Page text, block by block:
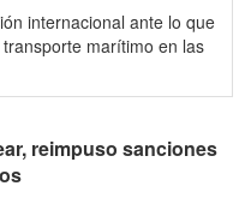
internacional ante lo que
marítimo en las
reimpuso sanciones